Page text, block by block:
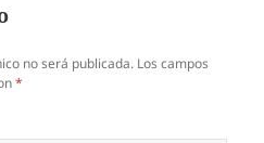
no será publicada. Los campos
*